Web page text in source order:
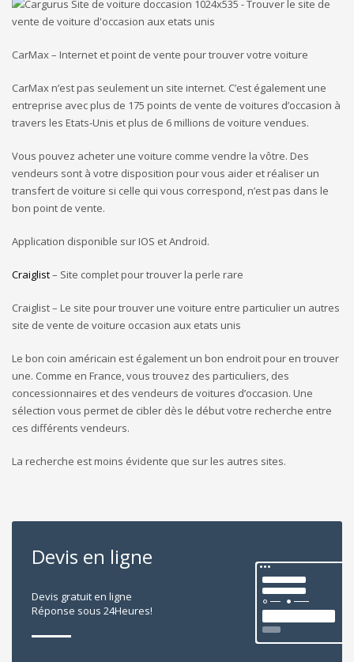
CarMax – Internet et point de vente pour trouver votre voiture
CarMax n’est pas seulement un site internet. C’est également une
entreprise avec plus de 175 points de vente de voitures d’occasion à
travers les Etats-Unis et plus de 6 millions de voiture vendues.
Vous pouvez acheter une voiture comme vendre la vôtre. Des
vendeurs sont à votre disposition pour vous aider et réaliser un
transfert de voiture si celle qui vous correspond, n’est pas dans le
bon point de vente.
Application disponible sur IOS et Android.
Craiglist– Site complet pour trouver la perle rare
Craiglist – Le site pour trouver une voiture entre particulier un autres
site de vente de voiture occasion aux etats unis
Le bon coin américain est également un bon endroit pour en trouver
une. Comme en France, vous trouvez des particuliers, des
concessionnaires et des vendeurs de voitures d’occasion. Une
sélection vous permet de cibler dès le début votre recherche entre
ces différents vendeurs.
La recherche est moins évidente que sur les autres sites.
Devis en ligne
Devis gratuit en ligne
Réponse sous 24Heures!